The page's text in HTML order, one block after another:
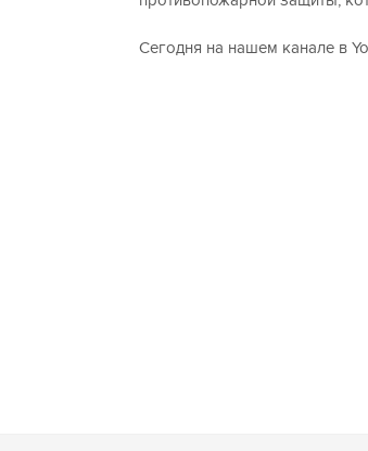
Сегодня на нашем канале в